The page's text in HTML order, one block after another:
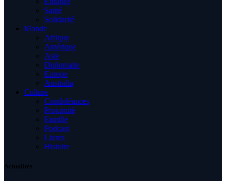
Santé
Solidarité
Monde
Afrique
Amérique
Asie
Diplomatie
Europe
Australia
Culture
Condoléances
Proximité
Famille
Podcast
Livres
Histoire
Actualités